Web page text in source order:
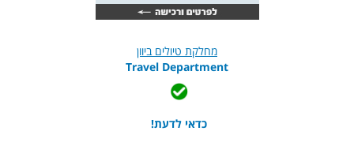
מחלקת טיולים ביוון
Travel Department
כדאי לדעת!